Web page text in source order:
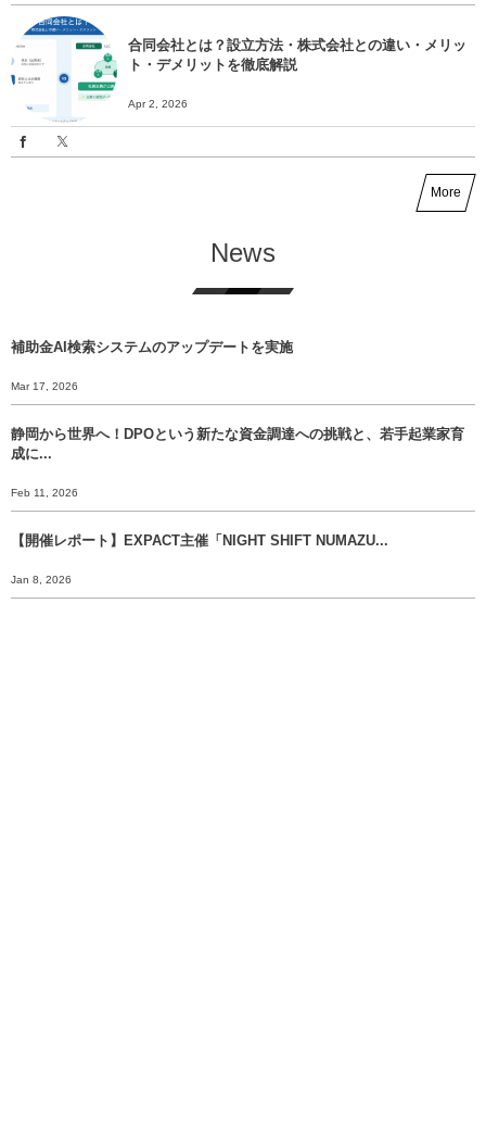
合同会社とは？設立方法・株式会社との違い・メリッ
ト・デメリットを徹底解説
Apr 2, 2026
More
News
補助金AI検索システムのアップデートを実施
Mar 17, 2026
静岡から世界へ！DPOという新たな資金調達への挑戦と、若手起業家育
成に...
Feb 11, 2026
【開催レポート】EXPACT主催「NIGHT SHIFT NUMAZU...
Jan 8, 2026